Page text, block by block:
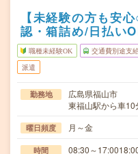
【未経験の方も安
認・箱詰め/日払い
職種未経験OK 交通費別途支
派遣
勤務地
広島県福山市
東福山駅から車10
曜日頻度 月～金
時間 08:30～